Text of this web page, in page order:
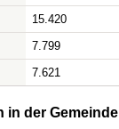
15.420
7.799
7.621
in der Gemeinde